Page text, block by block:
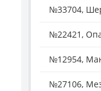
№33704,
№22421,
№12954,
№27106,